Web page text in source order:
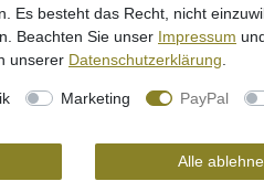
Es besteht das Recht, nicht
Beachten Sie unser Impressum
unserer Daten­schutz­erklärung
Marketing PayPal
Alle